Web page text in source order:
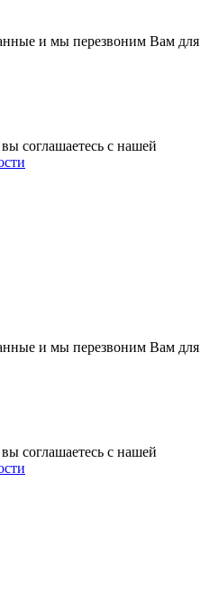
и мы перезвоним Вам для
соглашаетесь с нашей
и мы перезвоним Вам для
соглашаетесь с нашей